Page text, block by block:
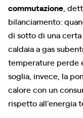
commutazione ,
bilanciamento:
di sotto di una certa
caldaia a gas
temperature perde
soglia, invece, la
calore con un
rispetto all’energia